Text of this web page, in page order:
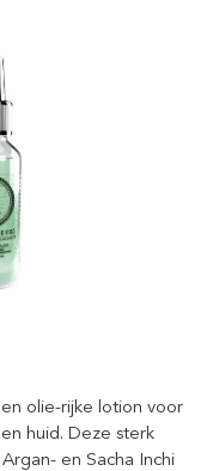
olie-rijke lotion voor
huid. Deze sterk
en Sacha Inchi